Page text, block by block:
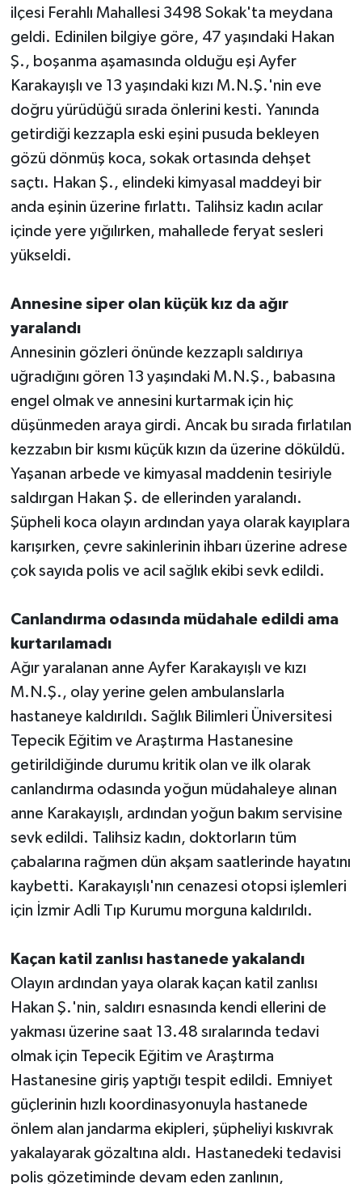
ilçesi Ferahlı Mahallesi 3498 Sokak'ta meydana
geldi. Edinilen bilgiye göre, 47 yaşındaki Hakan
Ş., boşanma aşamasında olduğu eşi Ayfer
Karakayışlı ve 13 yaşındaki kızı M.N.Ş.'nin eve
doğru yürüdüğü sırada önlerini kesti. Yanında
getirdiği kezzapla eski eşini pusuda bekleyen
gözü dönmüş koca, sokak ortasında dehşet
saçtı. Hakan Ş., elindeki kimyasal maddeyi bir
anda eşinin üzerine fırlattı. Talihsiz kadın acılar
içinde yere yığılırken, mahallede feryat sesleri
yükseldi.
Annesine siper olan küçük kız da ağır
yaralandı
Annesinin gözleri önünde kezzaplı saldırıya
uğradığını gören 13 yaşındaki M.N.Ş., babasına
engel olmak ve annesini kurtarmak için hiç
düşünmeden araya girdi. Ancak bu sırada fırlatılan
kezzabın bir kısmı küçük kızın da üzerine döküldü.
Yaşanan arbede ve kimyasal maddenin tesiriyle
saldırgan Hakan Ş. de ellerinden yaralandı.
Şüpheli koca olayın ardından yaya olarak kayıplara
karışırken, çevre sakinlerinin ihbarı üzerine adrese
çok sayıda polis ve acil sağlık ekibi sevk edildi.
Canlandırma odasında müdahale edildi ama
kurtarılamadı
Ağır yaralanan anne Ayfer Karakayışlı ve kızı
M.N.Ş., olay yerine gelen ambulanslarla
hastaneye kaldırıldı. Sağlık Bilimleri Üniversitesi
Tepecik Eğitim ve Araştırma Hastanesine
getirildiğinde durumu kritik olan ve ilk olarak
canlandırma odasında yoğun müdahaleye alınan
anne Karakayışlı, ardından yoğun bakım servisine
sevk edildi. Talihsiz kadın, doktorların tüm
çabalarına rağmen dün akşam saatlerinde hayatını
kaybetti. Karakayışlı'nın cenazesi otopsi işlemleri
için İzmir Adli Tıp Kurumu morguna kaldırıldı.
Kaçan katil zanlısı hastanede yakalandı
Olayın ardından yaya olarak kaçan katil zanlısı
Hakan Ş.'nin, saldırı esnasında kendi ellerini de
yakması üzerine saat 13.48 sıralarında tedavi
olmak için Tepecik Eğitim ve Araştırma
Hastanesine giriş yaptığı tespit edildi. Emniyet
güçlerinin hızlı koordinasyonuyla hastanede
önlem alan jandarma ekipleri, şüpheliyi kıskıvrak
yakalayarak gözaltına aldı. Hastanedeki tedavisi
polis gözetiminde devam eden zanlının,